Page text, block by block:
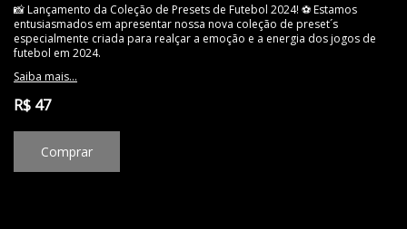
📸 Lançamento da Coleção de Presets de Futebol 2024! ⚽️ Estamos
entusiasmados em apresentar nossa nova coleção de preset´s
especialmente criada para realçar a emoção e a energia dos jogos de
futebol em 2024.
Saiba mais...
R$ 47
Comprar